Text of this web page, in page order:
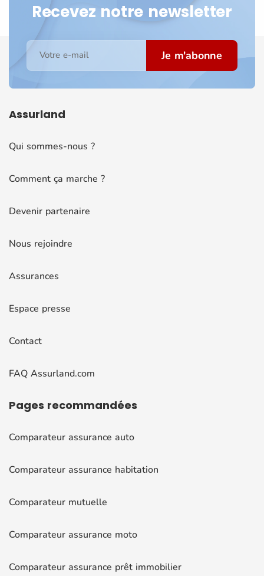
Recevez notre newsletter
Votre e-mail Je m'abonne
Assurland
Qui sommes-nous ?
Comment ça marche ?
Devenir partenaire
Nous rejoindre
Assurances
Espace presse
Contact
FAQ Assurland.com
Pages recommandées
Comparateur assurance auto
Comparateur assurance habitation
Comparateur mutuelle
Comparateur assurance moto
Comparateur assurance prêt immobilier